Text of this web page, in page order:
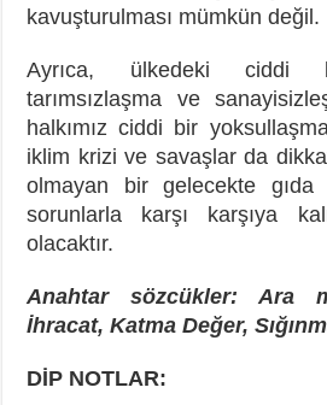
kavuşturulması mümkün değil.
Ayrıca, ülkedeki ciddi
tarımsızlaşma ve
halkımız ciddi bir
iklim krizi ve savaşlar da
olmayan bir gelecekte
sorunlarla karşı karşıya
olacaktır.
Anahtar sözcükler: Ara
İhracat, Katma Değer,
DİP NOTLAR: